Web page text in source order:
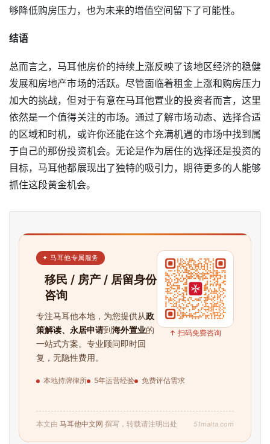
略
够降低购房压力，也为未来的增值空间留下了可能性。
结语
总而言之，马耳他房价的持续上涨反映了该地区经济的稳健
发展和房地产市场的活跃。尽管面临着租金上涨和购房压力
加大的挑战，但对于有意在马耳他置业的投资者而言，这里
依然是一个值得关注的市场。通过了解市场动态、选择合适
的区域和时机，或许你还能在这个充满机遇的市场中找到属
于自己的那份投资机会。无论是作为居住的选择还是投资的
目标，马耳他都展现出了独特的吸引力，期待更多的人能够
抓住这段黄金机会。
✦ 马耳他专属服务
移民 / 房产 / 居留身份
咨询
专注马耳他本地，为您提供从政
策解读、永居申请到海外置业的
一站式方案。专业顾问即时回
复，无隐性费用。
本地持牌律所 5年运营经验 免费评估需求
↑ 扫码免费咨询
本文由 马耳他中文网 撰写，转载请注明出处 51malta.com